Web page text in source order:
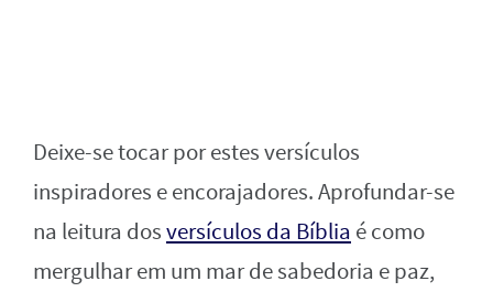
Deixe-se tocar por estes versículos
inspiradores e encorajadores. Aprofundar-se
na leitura dosversículos da Bíblia é como
mergulhar em um mar de sabedoria e paz,